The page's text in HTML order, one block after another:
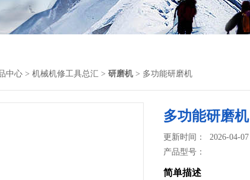
中心 > 机械机修工具总汇 > 研磨机> 多功能研磨机
多功能研磨机
更新时间： 2026-04-07
产品型号：
简单描述